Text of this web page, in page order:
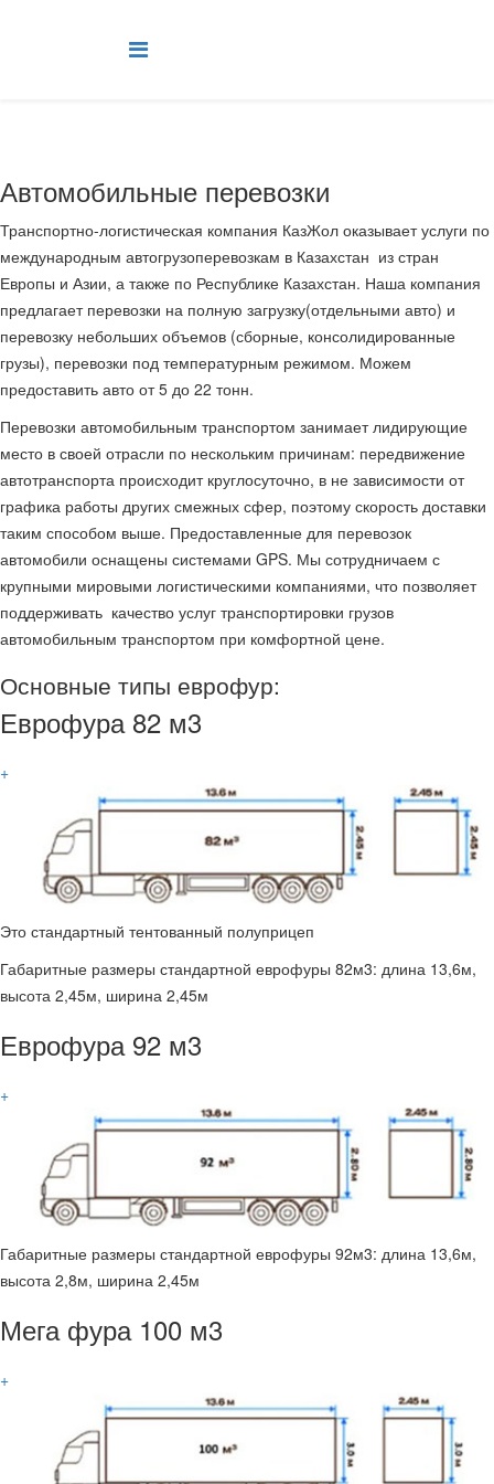
Автомобильные перевозки
Транспортно-логистическая компания КазЖол оказывает услуги по
международным автогрузоперевозкам в Казахстан из стран
Европы и Азии, а также по Республике Казахстан. Наша компания
предлагает перевозки на полную загрузку(отдельными авто) и
перевозку небольших объемов (сборные, консолидированные
грузы), перевозки под температурным режимом. Можем
предоставить авто от 5 до 22 тонн.
Перевозки автомобильным транспортом занимает лидирующие
место в своей отрасли по нескольким причинам: передвижение
автотранспорта происходит круглосуточно, в не зависимости от
графика работы других смежных сфер, поэтому скорость доставки
таким способом выше. Предоставленные для перевозок
автомобили оснащены системами GPS. Мы сотрудничаем с
крупными мировыми логистическими компаниями, что позволяет
поддерживать качество услуг транспортировки грузов
автомобильным транспортом при комфортной цене.
Основные типы еврофур:
Еврофура 82 м3
+
Это стандартный тентованный полуприцеп
Габаритные размеры стандартной еврофуры 82м3: длина 13,6м,
высота 2,45м, ширина 2,45м
Еврофура 92 м3
+
Габаритные размеры стандартной еврофуры 92м3: длина 13,6м,
высота 2,8м, ширина 2,45м
Мега фура 100 м3
+